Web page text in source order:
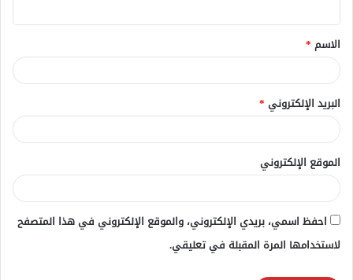
ق
*
الاسم *
البريد الإلكتروني *
الموقع الإلكتروني
احفظ اسمي، بريدي الإلكتروني، والموقع الإلكتروني في هذا المتصفح
لاستخدامها المرة المقبلة في تعليقي.